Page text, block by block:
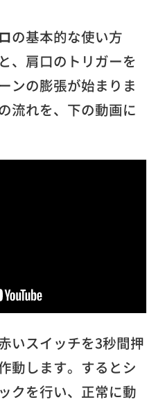
の基本的な使い方
、肩口のトリガーを
ンの膨張が始まりま
流れを、下の動画に
いスイッチを3秒間押
動します。するとシ
クを行い、正常に動